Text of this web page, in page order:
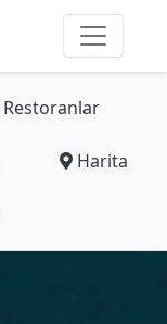
Restoranlar
Harita